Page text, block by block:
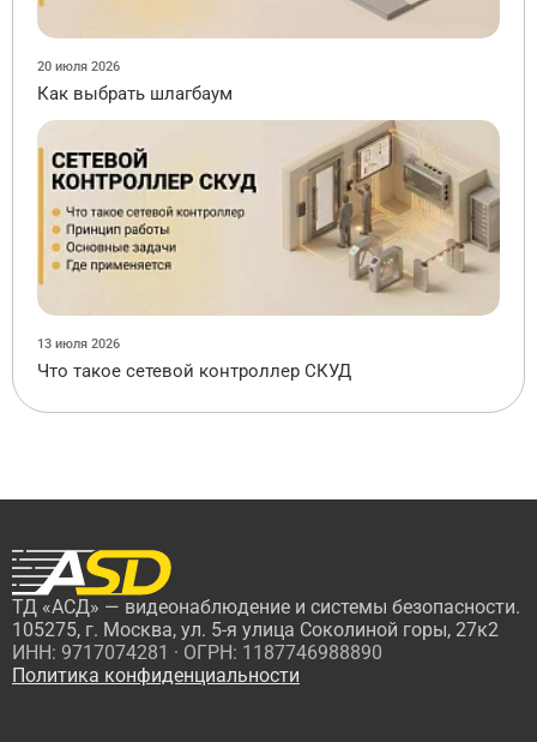
20 июля 2026
Как выбрать шлагбаум
13 июля 2026
Что такое сетевой контроллер СКУД
ТД «АСД» — видеонаблюдение и системы безопасности.
105275, г. Москва, ул. 5-я улица Соколиной горы, 27к2
ИНН: 9717074281 · ОГРН: 1187746988890
Политика конфиденциальности